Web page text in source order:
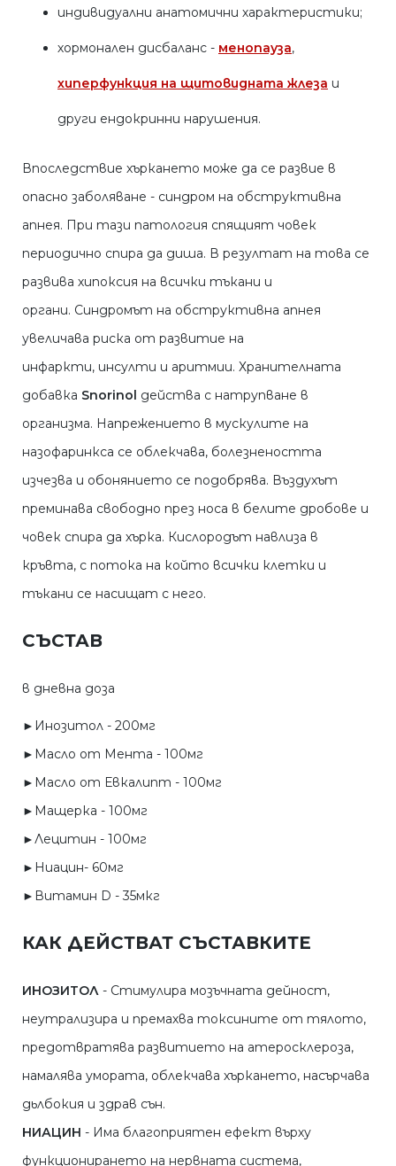
индивидуални анатомични характеристики;
хормонален дисбаланс - менопауза,
хиперфункция на щитовидната жлеза и
други ендокринни нарушения.
Впоследствие хъркането може да се развие в
опасно заболяване - синдром на обструктивна
апнея. При тази патология спящият човек
периодично спира да диша. В резултат на това се
развива хипоксия на всички тъкани и
органи. Синдромът на обструктивна апнея
увеличава риска от развитие на
инфаркти, инсулти и аритмии. Хранителната
добавка Snorinol действа с натрупване в
организма. Напрежението в мускулите на
назофаринкса се облекчава, болезнеността
изчезва и обонянието се подобрява. Въздухът
преминава свободно през носа в белите дробове и
човек спира да хърка. Кислородът навлиза в
кръвта, с потока на който всички клетки и
тъкани се насищат с него.
СЪСТАВ
в дневна доза
►Инозитол - 200мг
►Масло от Мента - 100мг
►Масло от Евкалипт - 100мг
►Мащерка - 100мг
►Лецитин - 100мг
►Ниацин- 60мг
►Витамин D - 35мкг
КАК ДЕЙСТВАТ СЪСТАВКИТЕ
ИНОЗИТОЛ - Стимулира мозъчната дейност,
неутрализира и премахва токсините от тялото,
предотвратява развитието на атеросклероза,
намалява умората, облекчава хъркането, насърчава
дьлбокия и здрав сън.
НИАЦИН - Има благоприятен ефект върху
функционирането на нервната система,